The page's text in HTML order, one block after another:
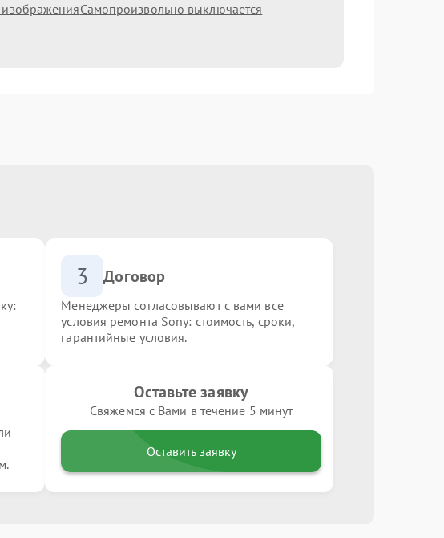
изображенияСамопроизвольно выключается
3 Договор
Менеджеры согласовывают с вами все
условия ремонта Sony: стоимость, сроки,
гарантийные условия.
Оставьте заявку
Свяжемся с Вами в течение 5 минут
Оставить заявку